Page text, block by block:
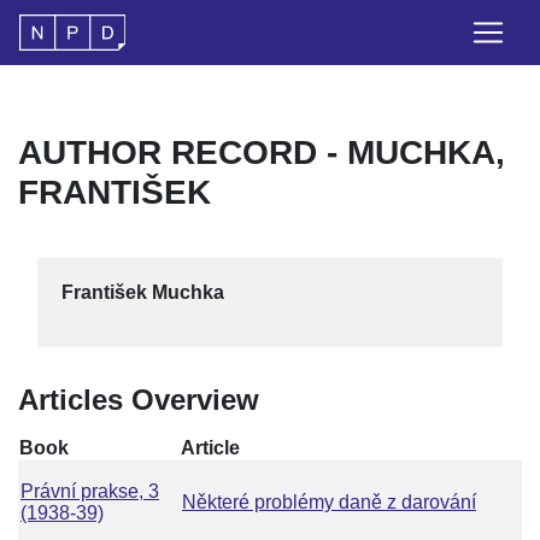
AUTHOR RECORD - MUCHKA,
FRANTIŠEK
František Muchka
Articles Overview
Book Article
Právní prakse, 3
(1938-39)
Některé problémy daně z darování